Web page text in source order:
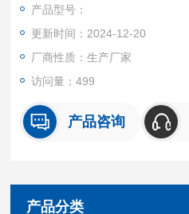
产品型号：
更新时间：2024-12-20
厂商性质：生产厂家
访问量：499
产品咨询
产品分类